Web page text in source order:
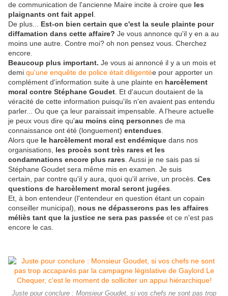
de communication de l'ancienne Maire incite à croire que les
plaignants ont fait appel
De plus... Est-on bien certain que c'est la seule plainte pour
diffamation dans cette affaire? Je vous annonce qu'il y en a au
moins une autre. Contre moi? oh non pensez vous. Cherchez
encore.
Beaucoup plus important. Je vous ai annoncé il y a un mois et
demi qu'une enquête de police était diligentée pour apporter un
complément d'information suite à une plainte en harcèlement
moral contre Stéphane Goudet . Et d'aucun doutaient de la
véracité de cette information puisqu'ils n'en avaient pas entendu
parler... Ou que ça leur paraissait impensable. A l'heure actuelle
je peux vous dire qu'au moins cinq personnes de ma
connaissance ont été (longuement) entendues
Alors que le harcèlement moral est endémique dans nos
organisations, les procès sont très rares et les
condamnations encore plus rares . Aussi je ne sais pas si
Stéphane Goudet sera même mis en examen. Je suis
certain, par contre qu'il y aura, quoi qu'il arrive, un procès. Ces
questions de harcèlement moral seront jugées
Et, à bon entendeur (l'entendeur en question étant un copain
conseiller municipal), nous ne dépasserons pas les affaires
méliès tant que la justice ne sera pas passée et ce n'est pas
encore le cas.
Juste pour conclure : Monsieur Goudet, si vos chefs ne sont pas trop